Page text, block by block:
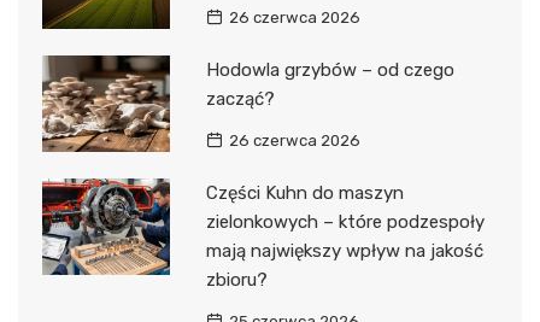
26 czerwca 2026
Hodowla grzybów – od czego
zacząć?
26 czerwca 2026
Części Kuhn do maszyn
zielonkowych – które podzespoły
mają największy wpływ na jakość
zbioru?